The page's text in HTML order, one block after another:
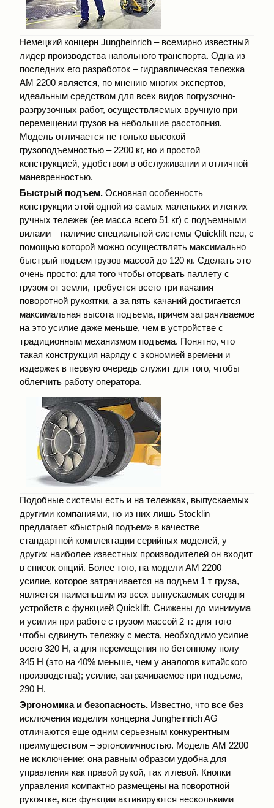
Немецкий концерн Jungheinrich – всемирно известный
лидер производства напольного транспорта. Одна из
последних его разработок – гидравлическая тележка
АМ 2200 является, по мнению многих экспертов,
идеальным средством для всех видов погрузочно-
разгрузочных работ, осуществляемых вручную при
перемещении грузов на небольшие расстояния.
Модель отличается не только высокой
грузоподъемностью – 2200 кг, но и простой
конструкцией, удобством в обслуживании и отличной
маневренностью.
Быстрый подъем. Основная особенность
конструкции этой одной из самых маленьких и легких
ручных тележек (ее масса всего 51 кг) с подъемными
вилами – наличие специальной системы Quicklift neu, с
помощью которой можно осуществлять максимально
быстрый подъем грузов массой до 120 кг. Сделать это
очень просто: для того чтобы оторвать паллету с
грузом от земли, требуется всего три качания
поворотной рукоятки, а за пять качаний достигается
максимальная высота подъема, причем затрачиваемое
на это усилие даже меньше, чем в устройстве с
традиционным механизмом подъема. Понятно, что
такая конструкция наряду с экономией времени и
издержек в первую очередь служит для того, чтобы
облегчить работу оператора.
Подобные системы есть и на тележках, выпускаемых
другими компаниями, но из них лишь Stоcklin
предлагает «быстрый подъем» в качестве
стандартной комплектации серийных моделей, у
других наиболее известных производителей он входит
в список опций. Более того, на модели АМ 2200
усилие, которое затрачивается на подъем 1 т груза,
является наименьшим из всех выпускаемых сегодня
устройств с функцией Quicklift. Снижены до минимума
и усилия при работе с грузом массой 2 т: для того
чтобы сдвинуть тележку с места, необходимо усилие
всего 320 Н, а для перемещения по бетонному полу –
345 Н (это на 40% меньше, чем у аналогов китайского
производства); усилие, затрачиваемое при подъеме, –
290 Н.
Эргономика и безопасность. Известно, что все без
исключения изделия концерна Jungheinrich AG
отличаются еще одним серьезным конкурентным
преимуществом – эргономичностью. Модель АМ 2200
не исключение: она равным образом удобна для
управления как правой рукой, так и левой. Кнопки
управления компактно размещены на поворотной
рукоятке, все функции активируются несколькими